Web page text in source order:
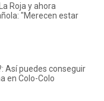
Roja y ahora
"Merecen estar
Así puedes conseguir
en Colo-Colo